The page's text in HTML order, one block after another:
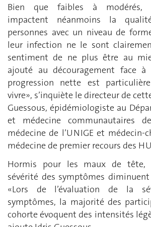
Bien que faibles à modérés,
impactent néanmoins la
personnes avec un niveau de
leur infection ne le sont
sentiment de ne plus être au
ajouté au découragement face à
progression nette est
vivre», s’inquiète le directeur de
Guessous, épidémiologiste au
et médecine communautaires
médecine de l’UNIGE et médecin-
médecine de premier recours des
Hormis pour les maux de tête,
sévérité des symptômes
«Lors de l’évaluation de la
symptômes, la majorité des
cohorte évoquent des intensités